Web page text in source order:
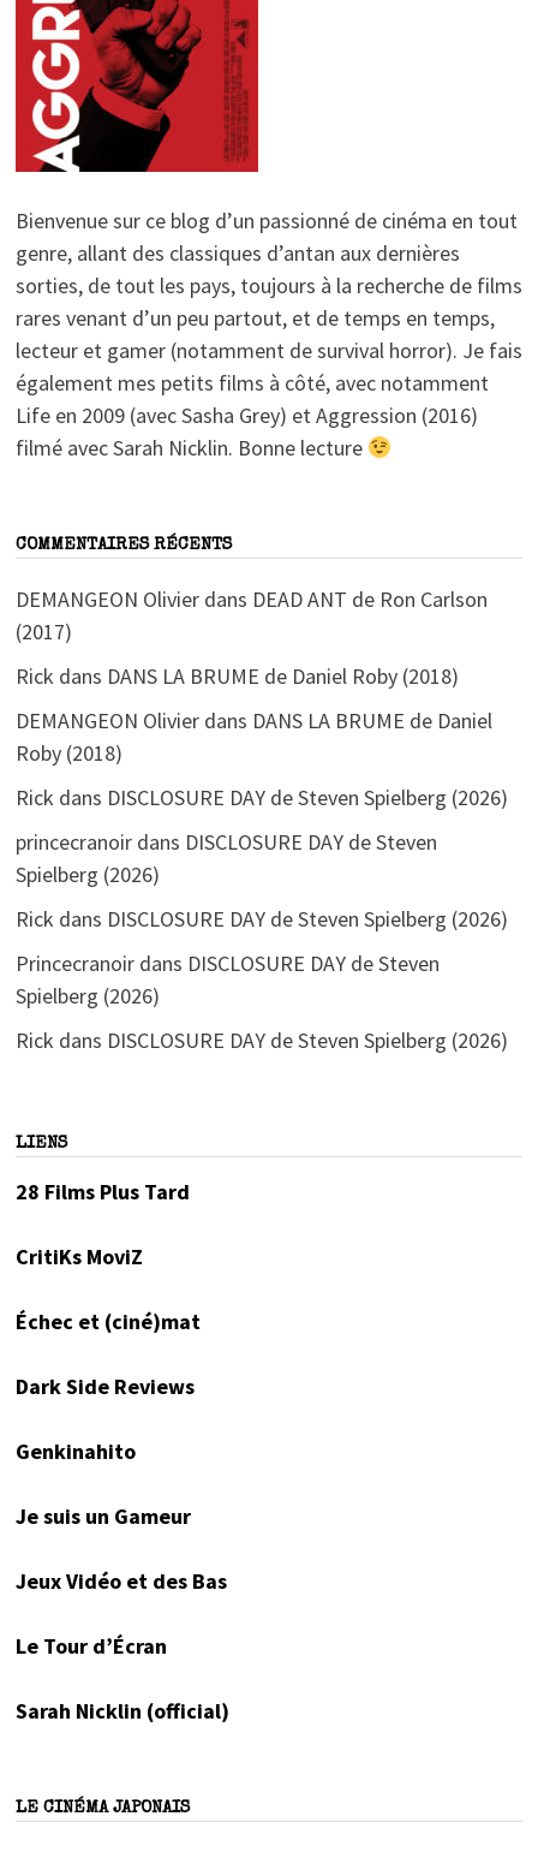
Bienvenue sur ce blog d’un passionné de cinéma en tout
genre, allant des classiques d’antan aux dernières
sorties, de tout les pays, toujours à la recherche de films
rares venant d’un peu partout, et de temps en temps,
lecteur et gamer (notamment de survival horror). Je fais
également mes petits films à côté, avec notamment
Life en 2009 (avec Sasha Grey) et Aggression (2016)
filmé avec Sarah Nicklin. Bonne lecture
COMMENTAIRES RÉCENTS
DEMANGEON Olivierdans DEAD ANT de Ron Carlson
(2017)
Rick dans DANS LA BRUME de Daniel Roby (2018)
DEMANGEON Olivierdans DANS LA BRUME de Daniel
Roby (2018)
Rick dans DISCLOSURE DAY de Steven Spielberg (2026)
princecranoirdans DISCLOSURE DAY de Steven
Spielberg (2026)
Rick dans DISCLOSURE DAY de Steven Spielberg (2026)
Princecranoirdans DISCLOSURE DAY de Steven
Spielberg (2026)
Rick dans DISCLOSURE DAY de Steven Spielberg (2026)
LIENS
28 Films Plus Tard
CritiKs MoviZ
Échec et (ciné)mat
Dark Side Reviews
Genkinahito
Je suis un Gameur
Jeux Vidéo et des Bas
Le Tour d’Écran
Sarah Nicklin (official)
LE CINÉMA JAPONAIS